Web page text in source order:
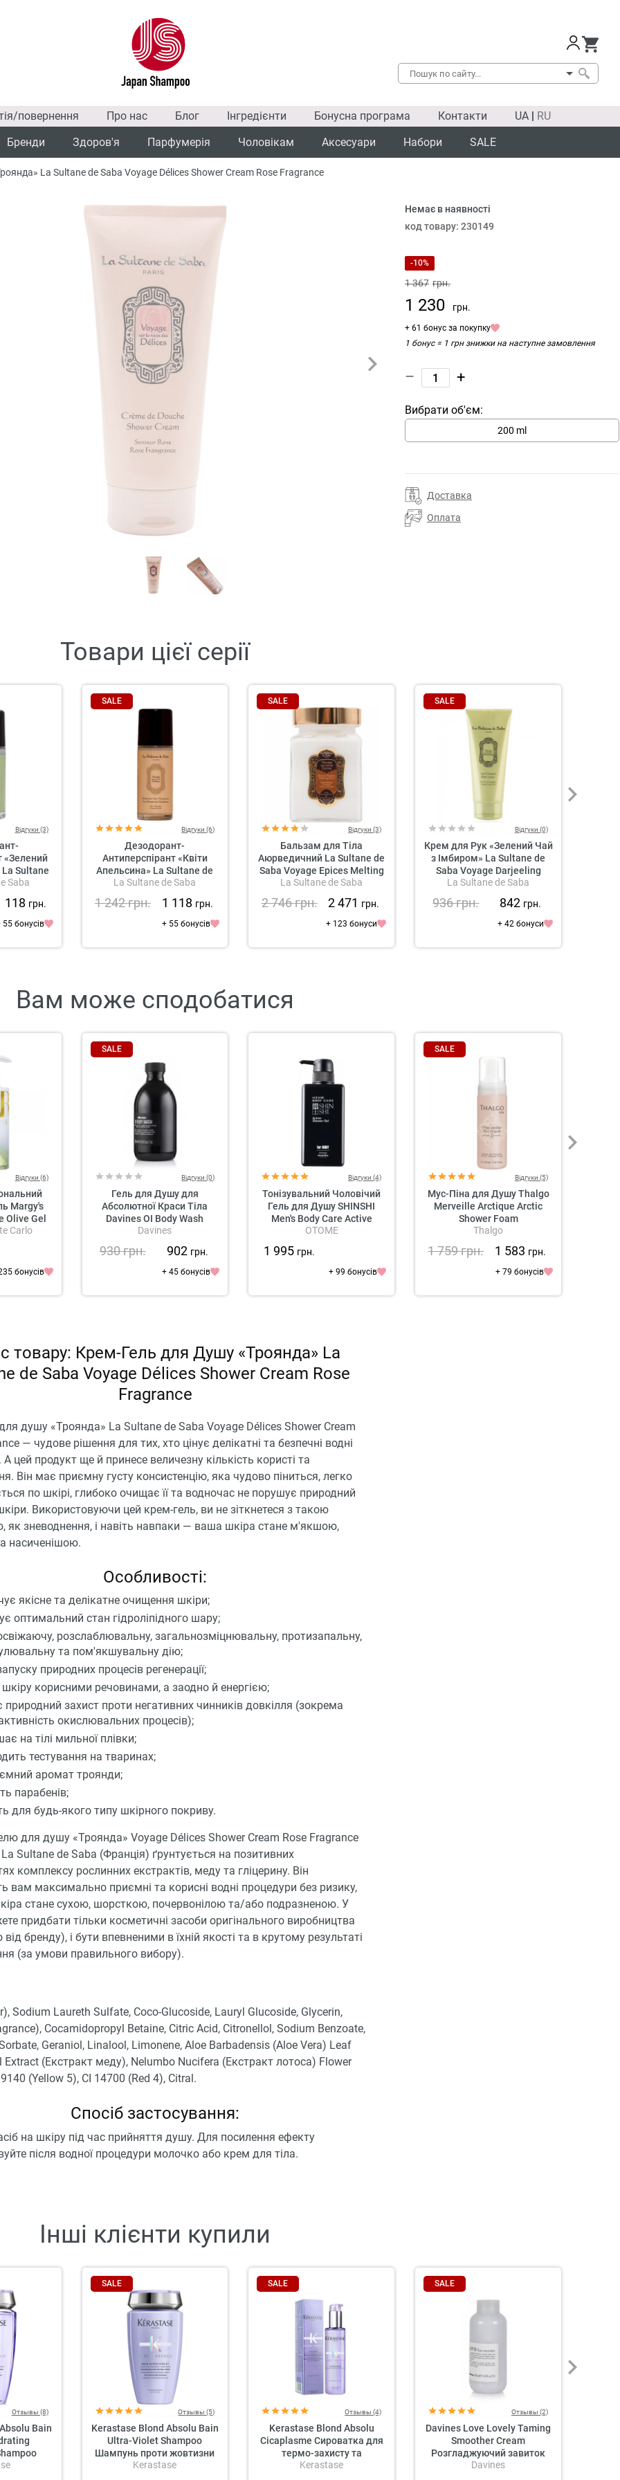
повернення Про нас Блог Інгредієнти Бонусна програма Контакти UA | RU
Бренди Здоров'я Парфумерія Чоловікам Аксесуари Набори SALE
La Sultane de Saba Voyage Délices Shower Cream Rose Fragrance
SALE
Немає в наявності
код товару: 230149
-10%
1 367 грн.
1 230 грн.
+ 61 бонус за покупку
1 бонус = 1 грн знижки на наступне замовлення
– +
Вибрати об'єм:
200 ml
Доставка
Оплата
Товари цієї серії
Відгуки (3)
«Зелений
Sultane
Tea
Saba
118 грн.
55 бонусів
SALE
Відгуки (6)
Дезодорант-
Антиперспірант «Квіти
Апельсина» La Sultane de
Saba Voyage Délices Anti-
Orange Blossom
La Sultane de Saba
1 242грн. 1 118 грн.
+ 55 бонусів
SALE
Відгуки (3)
Бальзам для Тіла
Аюрведичний La Sultane de
Saba Voyage Epices Melting
Balm Oriental Ayurvedic
La Sultane de Saba
2 746грн. 2 471 грн.
+ 123 бонуси
SALE
Відгуки (0)
Крем для Рук «Зелений Чай
з Імбиром» La Sultane de
Saba Voyage Darjeeling
Moisturizing Hand Cream
La Sultane de Saba
936грн. 842 грн.
+ 42 бонуси
Вам може сподобатися
Відгуки (6)
Margy's
Olive Gel
Carlo
бонусів
SALE
Відгуки (0)
Гель для Душу для
Абсолютної Краси Тіла
Davines OI Body Wash
Davines
930грн. 902 грн.
+ 45 бонусів
Відгуки (4)
Тонізувальний Чоловічий
Гель для Душу SHINSHI
Men's Body Care Active
Shower Gel
OTOME
1 995 грн.
+ 99 бонусів
SALE
Відгуки (5)
Мус-Піна для Душу Thalgo
Merveille Arctique Arctic
Shower Foam
Thalgo
1 759грн. 1 583 грн.
+ 79 бонусів
товару: Крем-Гель для Душу «Троянда» La
de Saba Voyage Délices Shower Cream Rose
Fragrance
душу «Троянда» La Sultane de Saba Voyage Délices Shower Cream
— чудове рішення для тих, хто цінує делікатні та безпечні водні
цей продукт ще й принесе величезну кількість користі та
Він має приємну густу консистенцію, яка чудово піниться, легко
по шкірі, глибоко очищає її та водночас не порушує природний
Використовуючи цей крем-гель, ви не зіткнетеся з такою
як зневоднення, і навіть навпаки — ваша шкіра стане м'якшою,
насиченішою.
Особливості:
якісне та делікатне очищення шкіри;
оптимальний стан гідроліпідного шару;
розслаблювальну, загальнозміцнювальну, протизапальну,
та пом'якшувальну дію;
природних процесів регенерації;
шкіру корисними речовинами, а заодно й енергією;
захист проти негативних чинників довкілля (зокрема
окислювальних процесів);
на тілі мильної плівки;
тестування на тваринах;
аромат троянди;
парабенів;
для будь-якого типу шкірного покриву.
для душу «Троянда» Voyage Délices Shower Cream Rose Fragrance
Sultane de Saba (Франція) ґрунтується на позитивних
комплексу рослинних екстрактів, меду та гліцерину. Він
вам максимально приємні та корисні водні процедури без ризику,
стане сухою, шорсткою, почервонілою та/або подразненою. У
придбати тільки косметичні засоби оригінального виробництва
бренду), і бути впевненими в їхній якості та в крутому результаті
(за умови правильного вибору).
Sodium Laureth Sulfate, Coco-Glucoside, Lauryl Glucoside, Glycerin,
Cocamidopropyl Betaine, Citric Acid, Citronellol, Sodium Benzoate,
Geraniol, Linalool, Limonene, Aloe Barbadensis (Aloe Vera) Leaf
Extract (Екстракт меду), Nelumbo Nucifera (Екстракт лотоса) Flower
(Yellow 5), CI 14700 (Red 4), Citral.
Спосіб застосування:
на шкіру під час прийняття душу. Для посилення ефекту
після водної процедури молочко або крем для тіла.
Інші клієнти купили
Отзывы (8)
Bain
шампунь
SALE
Отзывы (5)
Kerastase Blond Absolu Bain
Ultra-Violet Shampoo
Шампунь проти жовтизни
Kerastase
SALE
Отзывы (4)
Kerastase Blond Absolu
Cicaplasme Сироватка для
термо-захисту та
зміцнення волосся
Kerastase
SALE
Отзывы (2)
Davines Love Lovely Taming
Smoother Cream
Розгладжуючий завиток
Крем для волосся
Davines